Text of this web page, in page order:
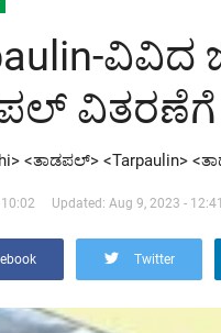
ವಿವಿದ
ವಿತರಣೆಗೆ
<ತಾಡಪಲ್> <Tarpaulin>
Updated: Aug 9, 2023 - 12:41
Twitter